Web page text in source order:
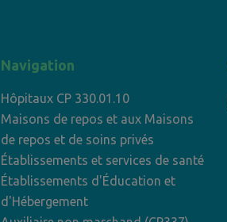
Navigation
Hôpitaux CP 330.01.10
Maisons de repos et aux Maisons
de repos et de soins privés
Établissements et services de santé
Établissements d'Éducation et
d'Hébergement